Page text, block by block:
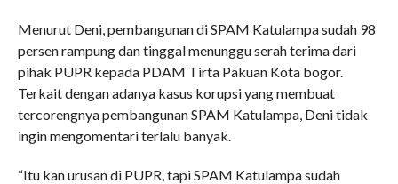
Menurut Deni, pembangunan di SPAM Katulampa sudah 98
persen rampung dan tinggal menunggu serah terima dari
pihak PUPR kepada PDAM Tirta Pakuan Kota bogor.
Terkait dengan adanya kasus korupsi yang membuat
tercorengnya pembangunan SPAM Katulampa, Deni tidak
ingin mengomentari terlalu banyak.
“Itu kan urusan di PUPR, tapi SPAM Katulampa sudah